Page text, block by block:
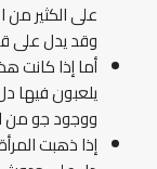
على الكثير
وقد يدل على
أما إذا كانت
يلعبون فيها
ووجود جو من
إذا ذهبت